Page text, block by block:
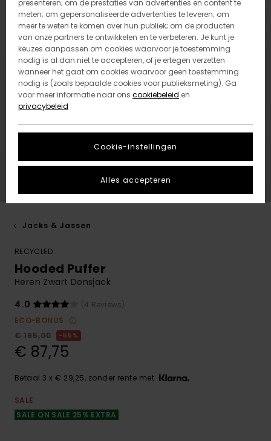
Jacks & Jassen
RECYCLED
Hooded Puffer
Heren Zwart Donsjack
4.0
(4 Reviews)
ECO-BONUS
€ 195,00
55%
€ 87,75
Betaal 3 x € 29,25, zonder rente met
SALE
SALE ON SALE 25% EXTRA
presenteren; om de prestaties van advertenties en content te
meten; om gepersonaliseerde advertenties te leveren; om
meer te weten te komen over hun publiek; om de producten
van onze partners te ontwikkelen en te verbeteren. Je kunt je
keuzes aanpassen om cookies waarvoor je toestemming
nodig is al dan niet te accepteren, of je ertegen verzetten
wanneer het gaat om cookies waarvoor geen toestemming
nodig is (zoals bepaalde cookies voor publieksmeting). Ga
voor meer informatie naar ons cookiebeleid en
privacybeleid
Cookie-instellingen
Alles accepteren